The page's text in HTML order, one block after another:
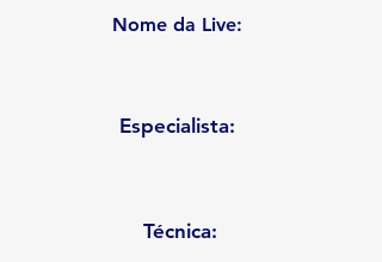
Nome da Live:
Especialista:
Técnica: